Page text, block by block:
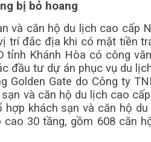
bị bỏ hoang
và căn hộ du lịch cao cấp
trí đắc địa khi có mặt tiền
tỉnh Khánh Hòa có công
đầu tư dự án phục vụ du
Golden Gate do Công ty
và căn hộ du lịch cao
khách sạn và căn hộ
30 tầng, gồm 608 căn